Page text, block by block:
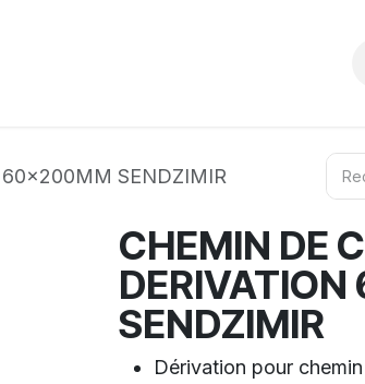
60x200MM SENDZIMIR
CHEMIN DE
SENDZIMIR
Dérivation pour